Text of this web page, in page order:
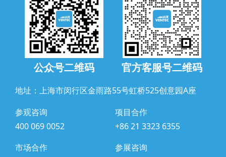
公众号二维码 官方客服号二维码
地址：上海市闵行区金雨路55号虹桥525创意园A座
参观咨询
400 069 0052
项目合作
+86 21 3323 6355
市场合作
参展咨询